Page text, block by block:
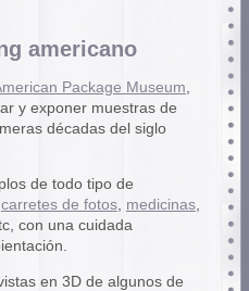
americano
Package Museum
y exponer muestras de
décadas del siglo
de todo tipo de
carretes de fotos, medicinas,
con una cuidada
en 3D de algunos de